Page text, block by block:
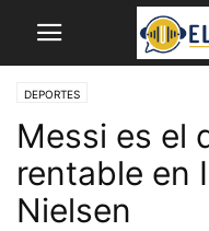
DEPORTES
Messi es el
rentable en
Nielsen